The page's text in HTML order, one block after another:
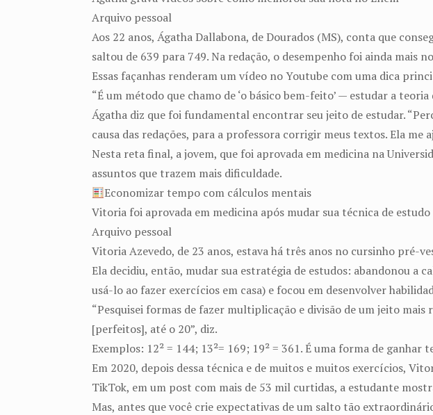
Arquivo pessoal
Aos 22 anos, Ágatha Dallabona, de Dourados (MS), conta que
saltou de 639 para 749. Na redação, o desempenho foi ainda mais
Essas façanhas renderam um vídeo no Youtube com uma dica
“É um método que chamo de ‘o básico bem-feito’ — estudar a
Ágatha diz que foi fundamental encontrar seu jeito de estudar.
causa das redações, para a professora corrigir meus textos. Ela
Nesta reta final, a jovem, que foi aprovada em medicina na
assuntos que trazem mais dificuldade.
Economizar tempo com cálculos mentais
Vitoria foi aprovada em medicina após mudar sua técnica de estudo
Arquivo pessoal
Vitoria Azevedo, de 23 anos, estava há três anos no cursinho pré-
Ela decidiu, então, mudar sua estratégia de estudos: abandonou a
usá-lo ao fazer exercícios em casa) e focou em desenvolver
“Pesquisei formas de fazer multiplicação e divisão de um jeito
[perfeitos], até o 20”, diz.
Exemplos: 12² = 144; 13²= 169; 19² = 361. É uma forma de
Em 2020, depois dessa técnica e de muitos e muitos exercícios,
TikTok, em um post com mais de 53 mil curtidas, a estudante
Mas, antes que você crie expectativas de um salto tão